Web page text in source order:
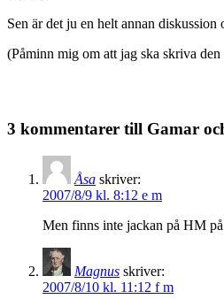
Sen är det ju en helt annan diskussion
(Påminn mig om att jag ska skriva
3 kommentarer till Gamar
Åsa skriver:
2007/8/9 kl. 8:12 e m
Men finns inte jackan på HM på
Magnus skriver:
2007/8/10 kl. 11:12 f m